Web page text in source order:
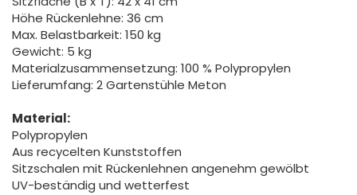
Höhe Rückenlehne: 36 cm
Max. Belastbarkeit: 150 kg
Gewicht: 5 kg
Materialzusammensetzung: 100 % Polypropylen
Lieferumfang: 2 Gartenstühle Meton
Material:
Polypropylen
Aus recycelten Kunststoffen
Sitzschalen mit Rückenlehnen angenehm gewölbt
UV-beständig und wetterfest